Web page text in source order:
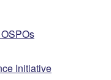
Initiative